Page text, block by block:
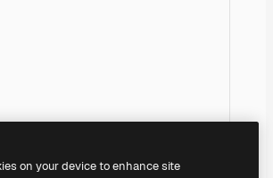
on your device to enhance site